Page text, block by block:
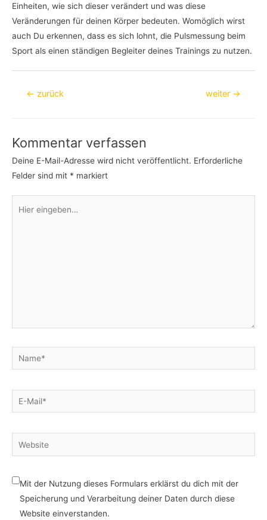
Einheiten, wie sich dieser verändert und was diese
Veränderungen für deinen Körper bedeuten. Womöglich wirst
auch Du erkennen, dass es sich lohnt, die Pulsmessung beim
Sport als einen ständigen Begleiter deines Trainings zu nutzen.
Beitragsnavigation
← zurück weiter →
Kommentar verfassen
Deine E-Mail-Adresse wird nicht veröffentlicht. Erforderliche
Felder sind mit * markiert
eingeben…
Name*
E-
Mail*
Website
Mit der Nutzung dieses Formulars erklärst du dich mit der
Speicherung und Verarbeitung deiner Daten durch diese
Website einverstanden.